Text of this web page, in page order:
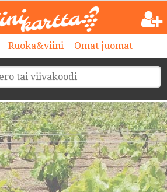
Ruoka&viini Omat juomat